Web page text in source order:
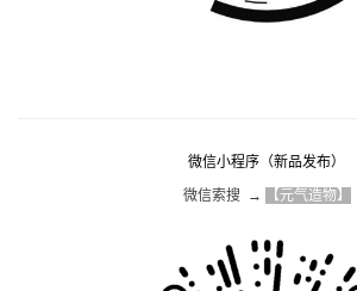
微信小程序（新品发布）
微信索搜  → 【元气造物】